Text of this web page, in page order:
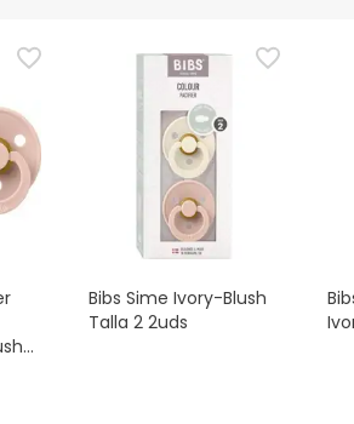
Bibs Sime Ivory-Blush
Talla 2 2uds